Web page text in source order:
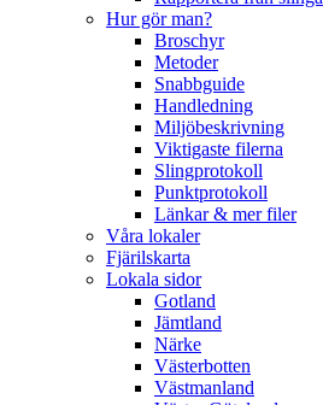
Hur gör man?
Broschyr
Metoder
Snabbguide
Handledning
Miljöbeskrivning
Viktigaste filerna
Slingprotokoll
Punktprotokoll
Länkar & mer filer
Våra lokaler
Fjärilskarta
Lokala sidor
Gotland
Jämtland
Närke
Västerbotten
Västmanland